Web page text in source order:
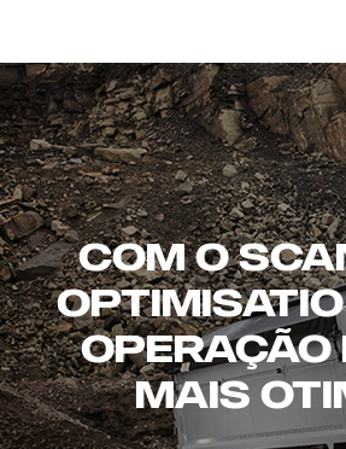
COM O
OPERAÇÃO
MAIS